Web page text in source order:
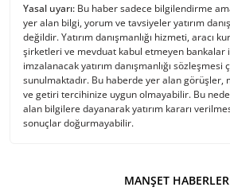
Yasal uyarı: Bu haber sadece bilgilendirme
yer alan bilgi, yorum ve tavsiyeler yatırım
değildir. Yatırım danışmanlığı hizmeti, aracı
şirketleri ve mevduat kabul etmeyen bankalar
imzalanacak yatırım danışmanlığı sözleşmesi
sunulmaktadır. Bu haberde yer alan görüşler,
ve getiri tercihinize uygun olmayabilir. Bu
alan bilgilere dayanarak yatırım kararı
sonuçlar doğurmayabilir.
MANŞET